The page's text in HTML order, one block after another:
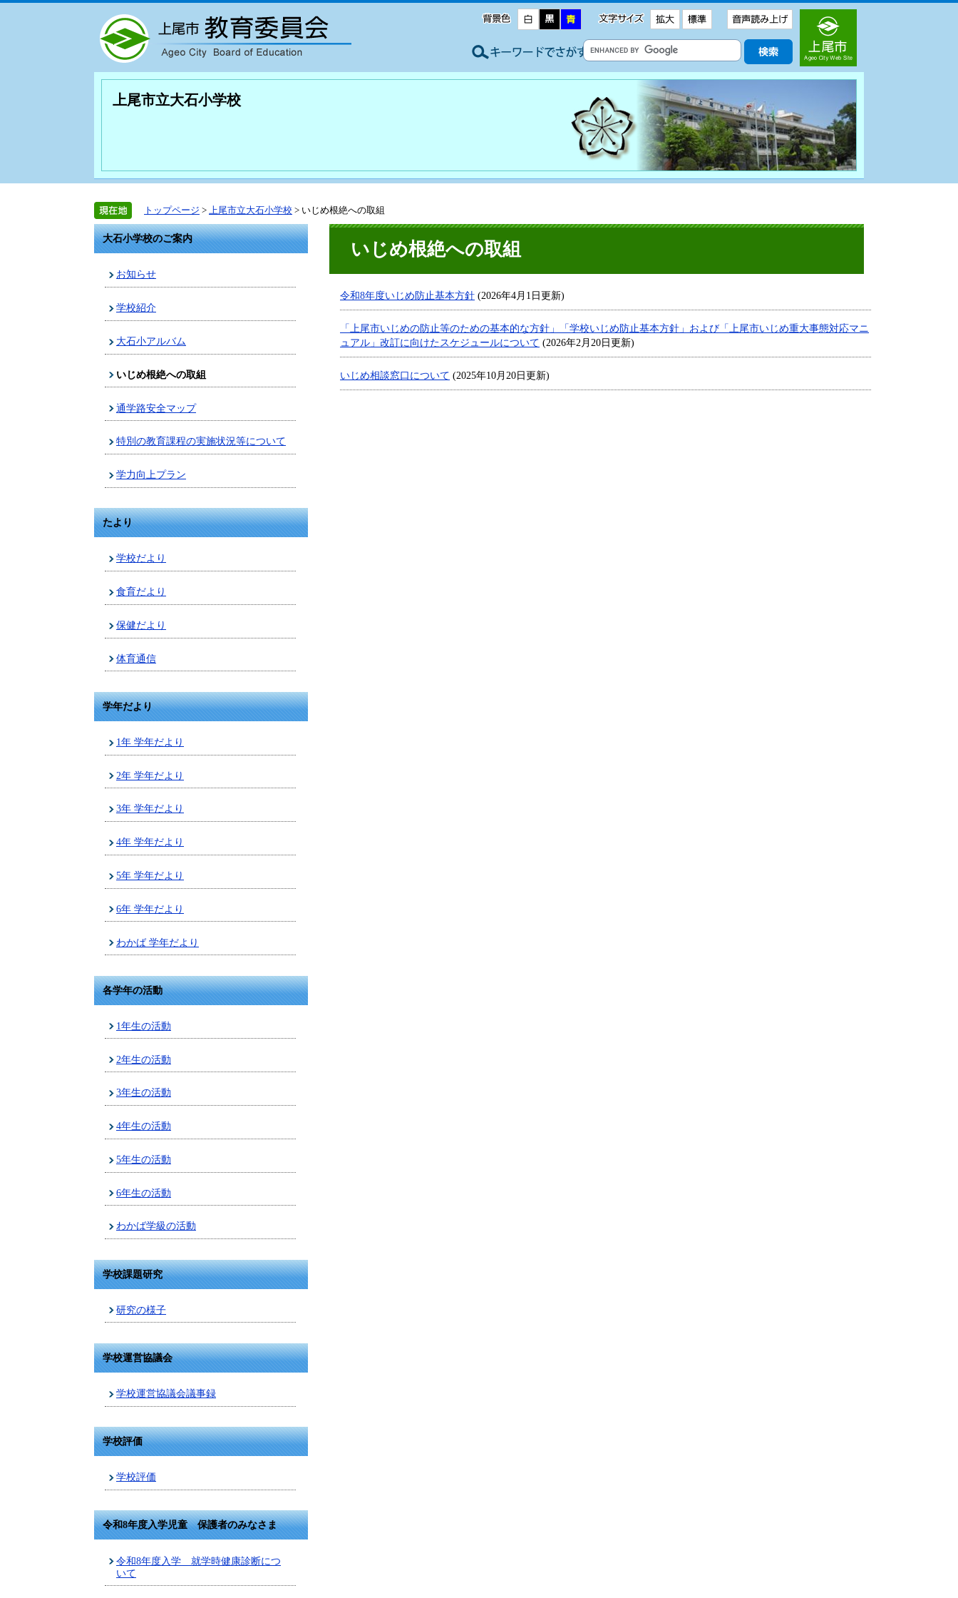
上尾市立大石小学校
トップページ > 上尾市立大石小学校 > いじめ根絶への取組
大石小学校のご案内
お知らせ
学校紹介
大石小アルバム
いじめ根絶への取組
通学路安全マップ
特別の教育課程の実施状況等について
学力向上プラン
たより
学校だより
食育だより
保健だより
体育通信
学年だより
1年 学年だより
2年 学年だより
3年 学年だより
4年 学年だより
5年 学年だより
6年 学年だより
わかば 学年だより
各学年の活動
1年生の活動
2年生の活動
3年生の活動
4年生の活動
5年生の活動
6年生の活動
わかば学級の活動
学校課題研究
研究の様子
学校運営協議会
学校運営協議会議事録
学校評価
学校評価
令和8年度入学児童 保護者のみなさま
令和8年度入学 就学時健康診断につ
いて
いじめ根絶への取組
令和8年度いじめ防止基本方針 (2026年4月1日更新)
「上尾市いじめの防止等のための基本的な方針」「学校いじめ防止基本方針」および「上尾市いじめ重大事態対応マニ
ュアル」改訂に向けたスケジュールについて (2026年2月20日更新)
いじめ相談窓口について (2025年10月20日更新)